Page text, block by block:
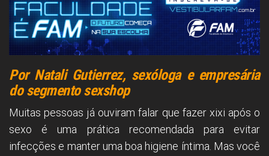
Por Natali Gutierrez, sexóloga e empresária
do segmento sexshop
Muitas pessoas já ouviram falar que fazer xixi após o
sexo é uma prática recomendada para evitar
infecções e manter uma boa higiene íntima. Mas você